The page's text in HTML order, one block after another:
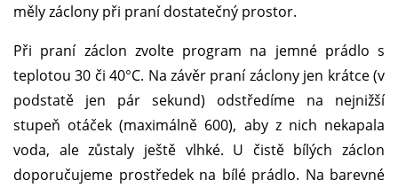
měly záclony při praní dostatečný prostor.
Při praní záclon zvolte program na jemné prádlo s
teplotou 30 či 40°C. Na závěr praní záclony jen krátce (v
podstatě jen pár sekund) odstředíme na nejnižší
stupeň otáček (maximálně 600), aby z nich nekapala
voda, ale zůstaly ještě vlhké. U čistě bílých záclon
doporučujeme prostředek na bílé prádlo. Na barevné